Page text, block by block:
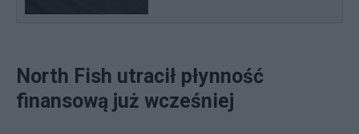
North Fish utracił płynność
finansową już wcześniej